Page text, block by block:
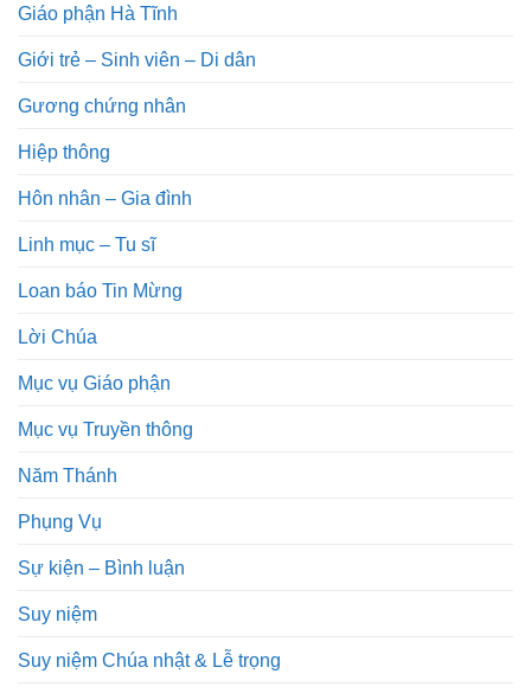
Giáo phận Hà Tĩnh
Giới trẻ – Sinh viên – Di dân
Gương chứng nhân
Hiệp thông
Hôn nhân – Gia đình
Linh mục – Tu sĩ
Loan báo Tin Mừng
Lời Chúa
Mục vụ Giáo phận
Mục vụ Truyền thông
Năm Thánh
Phụng Vụ
Sự kiện – Bình luận
Suy niệm
Suy niệm Chúa nhật & Lễ trọng